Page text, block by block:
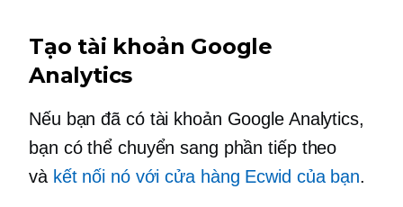
Tạo tài khoản Google
Analytics
Nếu bạn đã có tài khoản Google Analytics,
bạn có thể chuyển sang phần tiếp theo
và kết nối nó với cửa hàng Ecwid của bạn.